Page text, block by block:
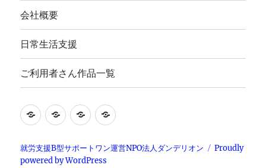
会社概要
日常生活支援
ご利用者さん作品一覧
就
継
続
日
生
活
会
概
要
ご
用
就労支援B型サポートワン運営NPO法人ダンデリオン
Proudly
powered by WordPress